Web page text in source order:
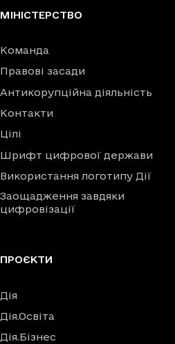
МІНІСТЕРСТВО
Команда
Правові засади
Антикорупційна діяльність
Контакти
Цілі
Шрифт цифрової держави
Використання логотипу Дії
Заощадження завдяки
цифровізації
ПРОЄКТИ
Дія
Дія.Освіта
Дія.Бізнес